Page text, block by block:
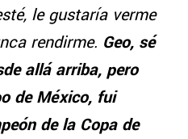
le gustaría verme
rendirme. Geo, sé
allá arriba, pero
de México, fui
de la Copa de